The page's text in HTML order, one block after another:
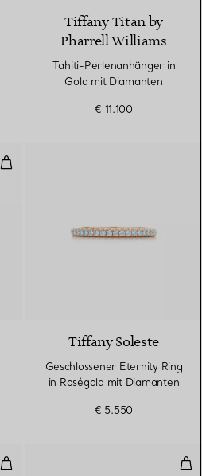
Tiffany Titan by
Pharrell Williams
Tahiti-Perlenanhänger in
Gold mit Diamanten
€ 11.100
Ohrringe
Tiffany Soleste
Geschlossener Eternity Ring
in Roségold mit Diamanten
€ 5.550
Armband in Roségold mit